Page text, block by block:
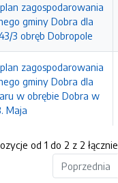
zagospodarowania
gminy Dobra dla
3 obręb Dobropole
zagospodarowania
gminy Dobra dla
w obrębie Dobra w
Maja
od 1 do 2 z 2 łącznie
Poprzednia